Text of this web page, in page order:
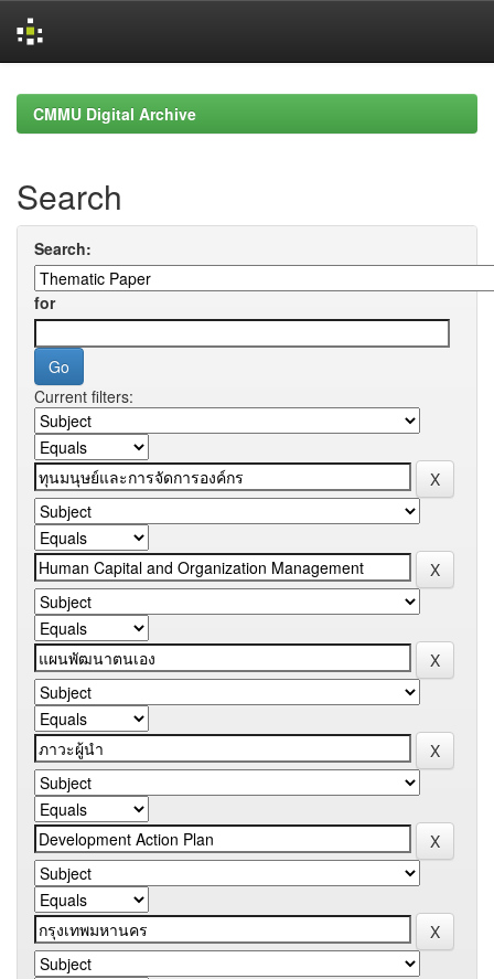
navigationCMMU Digital Archive
Search
Search:
for
Current filters: